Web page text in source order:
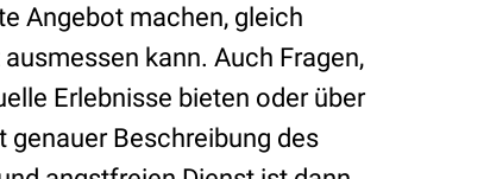
Angebot machen, gleich
kann. Auch Fragen,
Erlebnisse bieten oder über
Beschreibung des